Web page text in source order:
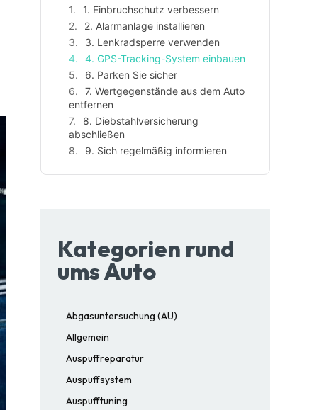
1. Einbruchschutz verbessern
2. Alarmanlage installieren
3. Lenkradsperre verwenden
4. GPS-Tracking-System einbauen
6. Parken Sie sicher
7. Wertgegenstände aus dem Auto
entfernen
8. Diebstahlversicherung
abschließen
9. Sich regelmäßig informieren
Kategorien rund
ums Auto
Abgasuntersuchung (AU)
Allgemein
Auspuffreparatur
Auspuffsystem
Auspufftuning